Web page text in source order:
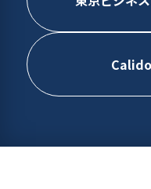
Calido